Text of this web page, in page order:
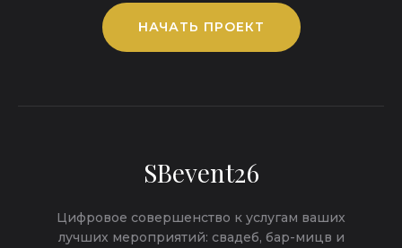
НАЧАТЬ ПРОЕКТ
SBevent26
Цифровое совершенство к услугам ваших
лучших мероприятий: свадеб, бар-мицв и